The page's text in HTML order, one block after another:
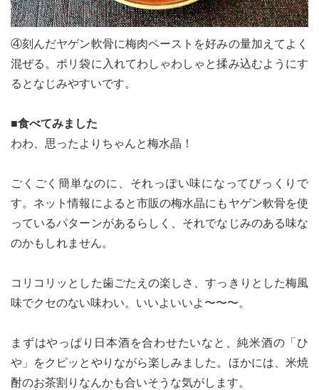
④刻んだヤゲン軟骨に梅肉ペーストを好みの量加えてよく
混ぜる。ポリ袋に入れてわしゃわしゃと揉み込むようにす
るとなじみやすいです。
■食べてみました
わわ、思ったよりちゃんと梅水晶！
ごくごく簡単なのに、それっぽい味になってびっくりで
す。ネット情報によると市販の梅水晶にもヤゲン軟骨を使
っているパターンがあるらしく、それでなじみのある味な
のかもしれません。
コリコリッとした歯ごたえの楽しさ、すっきりとした梅風
味でクセのない味わい。いいよいいよ〜〜〜。
まずはやっぱり日本酒を合わせたいなと、純米酒の「ひ
や」をクピッとやりながら楽しみました。ほかには、米焼
酎のお茶割りなんかも合いそうな気がします。